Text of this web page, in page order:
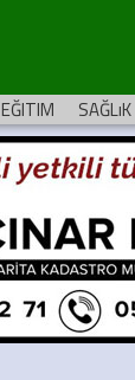
EĞITIM SAĞLıK